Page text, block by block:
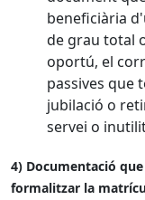
beneficiària
de grau total
oportú, el
passives que
jubilació o
servei o
4) Documentació
formalitzar la